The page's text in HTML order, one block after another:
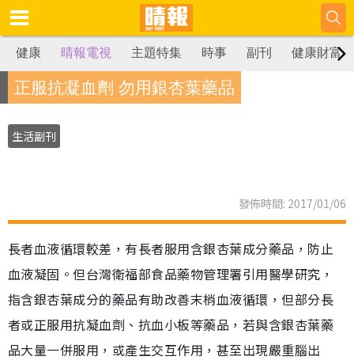
健康 晴報電視 主題特集 時事 副刊 健康財富
正服抗凝血劑 勿用銀杏葉藥品
生活副刊
發佈時間: 2017/01/06
長者血液循環較差，有長者服用含銀杏葉成分藥品，防止
血液凝固。但台灣衛福部食品藥物管理署引用醫學研究，
指含銀杏葉成分的藥品有助改善末梢血液循環，但部分長
者或正服用抗凝血劑、抗血小板等藥品，若與含銀杏葉藥
品大量一併服用，或產生交互作用，甚至出現嚴重腦出